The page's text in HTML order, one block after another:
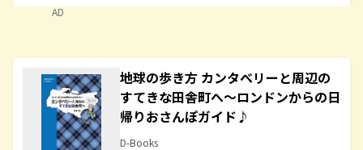
AD
地球の歩き方 カンタベリーと周辺の
すてきな田舎町へ～ロンドンからの日
帰りおさんぽガイド♪
D-Books